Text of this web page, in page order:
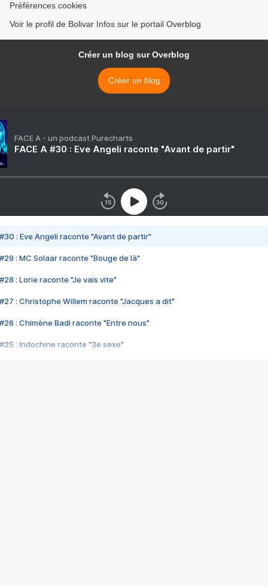
Préférences cookies
Voir le profil de Bolivar Infos sur le portail Overblog
Créer un blog sur Overblog
Créer un blog
FACE A - un podcast Purecharts
FACE A #30 : Eve Angeli raconte "Avant de partir"
#30 : Eve Angeli raconte "Avant de partir"
#29 : MC Solaar raconte "Bouge de là"
#28 : Lorie raconte "Je vais vite"
#27 : Christophe Willem raconte "Jacques a dit"
#26 : Chimène Badi raconte "Entre nous"
#25 : Indochine raconte "3e sexe"